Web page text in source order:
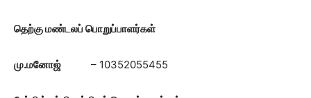
தெற்கு மண்டலப் பொறுப்பாளர்கள்
மு.மனோஜ் – 10352055455